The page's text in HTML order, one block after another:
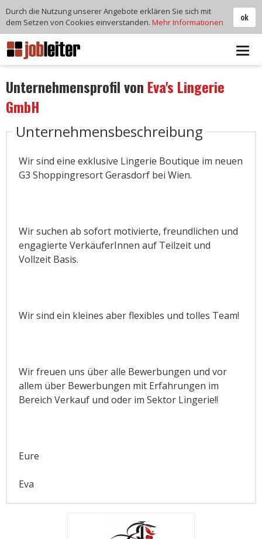
Unternehmensprofil von Eva's Lingerie
GmbH
Unternehmensbeschreibung
Wir sind eine exklusive Lingerie Boutique im neuen
G3 Shoppingresort Gerasdorf bei Wien.
Wir suchen ab sofort motivierte, freundlichen und
engagierte VerkäuferInnen auf Teilzeit und
Vollzeit Basis.
Wir sind ein kleines aber flexibles und tolles Team!
Wir freuen uns über alle Bewerbungen und vor
allem über Bewerbungen mit Erfahrungen im
Bereich Verkauf und oder im Sektor Lingerie!!
Eure
Eva
ok
Durch die Nutzung unserer Angebote erklären Sie sich mit
dem Setzen von Cookies einverstanden. Mehr Informationen